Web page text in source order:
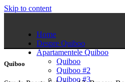
Skip to content
Home
Despre Quiboo
Apartamentele Quiboo
Quiboo
Quiboo #2
Quiboo #3
Quiboo